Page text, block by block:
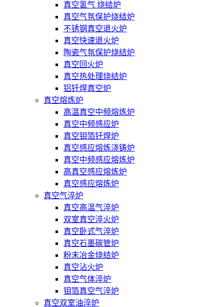
真空氢气 烧结炉
真空气氛保护烧结炉
不锈钢真空退火炉
真空快速退火炉
陶瓷气氛保护烧结炉
真空回火炉
真空热处理烧结炉
铝钎焊真空炉
真空熔炼炉
高温真空中频熔炼炉
真空中频感应炉
真空钼箔钎焊炉
真空感应熔炼浇铸炉
真空中频感应熔炼炉
高真空感应熔炼炉
真空感应熔炼炉
真空气淬炉
真空高温气淬炉
双室真空淬火炉
真空卧式气淬炉
真空石墨碳管炉
粉末冶金烧结炉
真空沾火炉
真空气体淬炉
钼箔真空气淬炉
真空双室油淬炉